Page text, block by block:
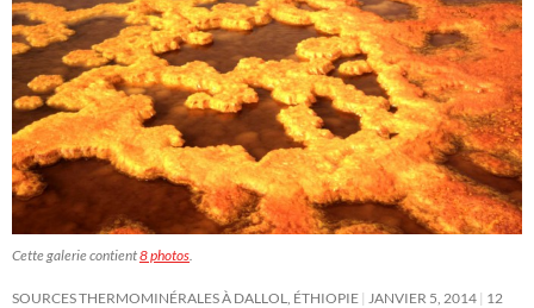
Cette galerie contient8 photos
SOURCES THERMOMINÉRALES À DALLOL, ÉTHIOPIE JANVIER 5, 2014 12